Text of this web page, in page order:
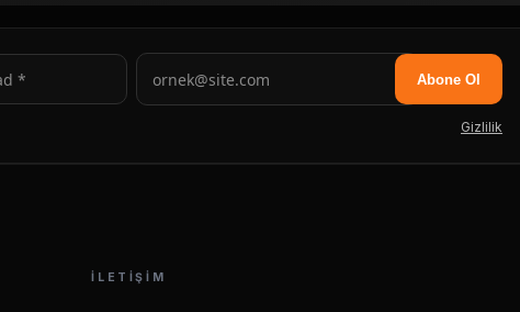
Abone Ol
Gizlilik
İLETIŞIM